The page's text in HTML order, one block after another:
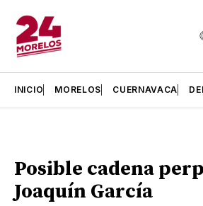
INICIO MORELOS CUERNAVACA
Posible cadena
Joaquín García